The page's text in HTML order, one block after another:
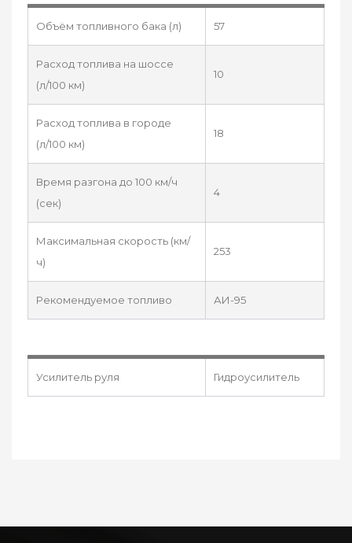
Объём топливного бака (л) 57
Расход топлива на шоссе
(л/100 км)
10
Расход топлива в городе
(л/100 км)
18
Время разгона до 100 км/ч
(сек)
4
Максимальная скорость (км/
ч)
253
Рекомендуемое топливо АИ-95
Усилитель руля Гидроусилитель